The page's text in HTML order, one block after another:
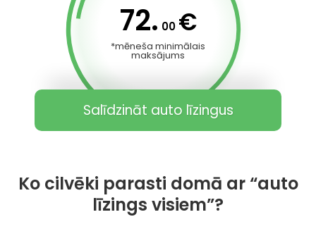
72. 00 €
*mēneša minimālais
maksājums
Salīdzināt auto līzingus
Ko cilvēki parasti domā ar “auto
līzings visiem”?